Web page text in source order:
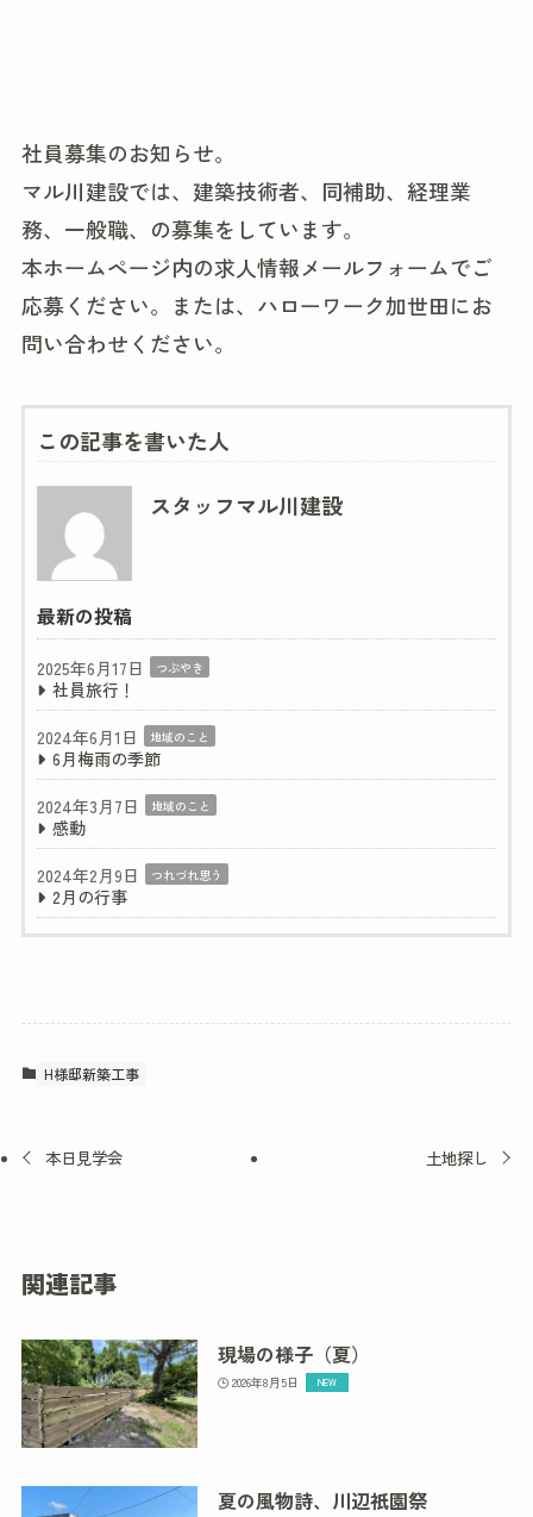
社員募集のお知らせ。
マル川建設では、建築技術者、同補助、経理業
務、一般職、の募集をしています。
本ホームページ内の求人情報メールフォームでご
応募ください。または、ハローワーク加世田にお
問い合わせください。
この記事を書いた人
スタッフマル川建設
最新の投稿
2025年6月17日 つぶやき
社員旅行！
2024年6月1日
地域のこと
6月梅雨の季節
2024年3月7日
地域のこと
感動
2024年2月9日
つれづれ思う
2月の行事
H様邸新築工事
本日見学会 土地探し
関連記事
現場の様子（夏）
2026年8月5日
夏の風物詩、川辺祇園祭